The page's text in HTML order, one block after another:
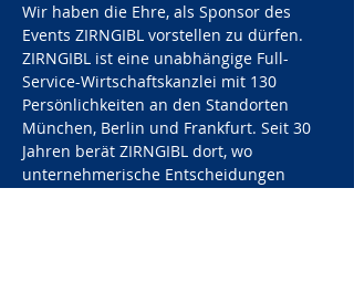
Wir haben die Ehre, als Sponsor des
Events ZIRNGIBL vorstellen zu dürfen.
ZIRNGIBL ist eine unabhängige Full-
Service-Wirtschaftskanzlei mit 130
Persönlichkeiten an den Standorten
München, Berlin und Frankfurt. Seit 30
Jahren berät ZIRNGIBL dort, wo
unternehmerische Entscheidungen